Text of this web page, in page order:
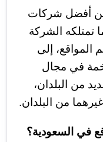
أفضل شركات
تمتلكه الشركة
إلى
في مجال
من البلدان،
من البلدان.
في السعودية؟